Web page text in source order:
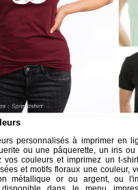
personnalisés à imprimer en
ou une pâquerette, un iris
vos couleurs et imprimez un t-
et motifs floraux une couleur,
métallique or ou argent, ou